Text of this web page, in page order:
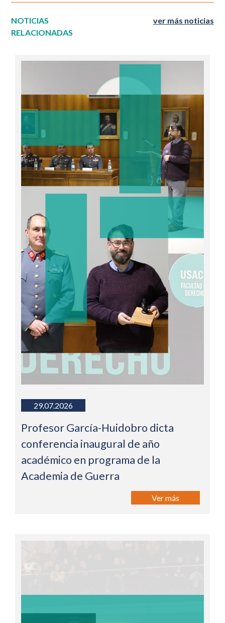
NOTICIAS
RELACIONADAS
ver más noticias
29.07.2026
Profesor García-Huidobro dicta
conferencia inaugural de año
académico en programa de la
Academia de Guerra
Ver más